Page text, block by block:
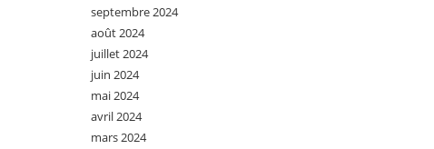
septembre 2024
août 2024
juillet 2024
juin 2024
mai 2024
avril 2024
mars 2024